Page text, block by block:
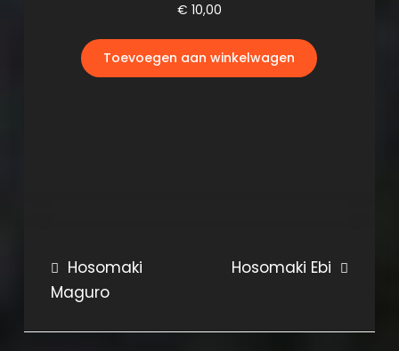
€ 10,00
Toevoegen aan winkelwagen
Bericht
navigatie
Hosomaki
Maguro
Hosomaki Ebi